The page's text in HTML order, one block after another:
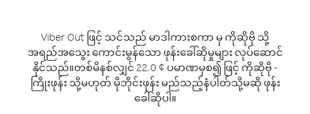
Viber Out ဖြင့် သင်သည် မာဒါကားစကာ မှ ကိုဆိုဗို သို့
အရည်အသွေး ကောင်းမွန်သော ဖုန်းခေါ်ဆိုမှုများ လုပ်ဆောင်
နိုင်သည်။တစ်မိနစ်လျှင် 22.0 ¢ ပမာဏမှစ၍ ဖြင့် ကိုဆိုဗို -
ကြိုးဖုန်း သို့မဟုတ် မိုဘိုင်းဖုန်း မည်သည့်နံပါတ်သို့မဆို ဖုန်း
ခေါ်ဆိုပါ။